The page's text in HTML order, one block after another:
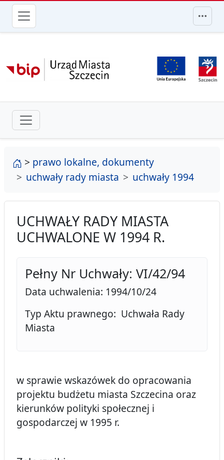
przejdź do głównego menu
strona główna
> prawo lokalne, dokumenty
uchwały rady miasta
uchwały 1994
UCHWAŁY RADY MIASTA
UCHWALONE W 1994 R.
Pełny Nr Uchwały: VI/42/94
Data uchwalenia: 1994/10/24
Typ Aktu prawnego: Uchwała Rady
Miasta
w sprawie wskazówek do opracowania
projektu budżetu miasta Szczecina oraz
kierunków polityki społecznej i
gospodarczej w 1995 r.